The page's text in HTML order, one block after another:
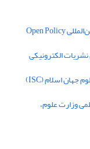
نمایه شدن نشریه فلسفه و کلام اسلامی در پایگاه بین‌المللی Open Policy
الکترونیکی
وزارت علوم،